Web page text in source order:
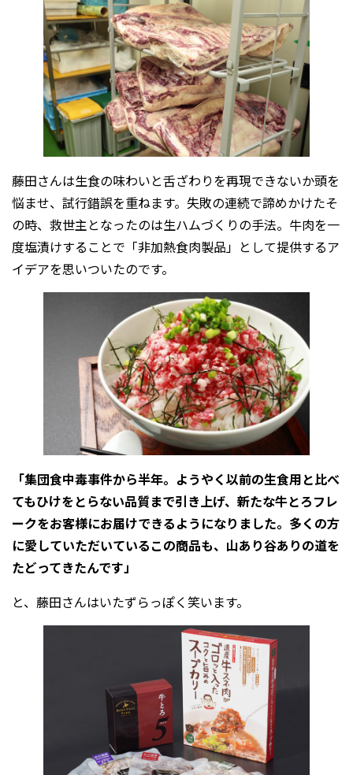
藤田さんは生食の味わいと舌ざわりを再現できないか頭を
悩ませ、試行錯誤を重ねます。失敗の連続で諦めかけたそ
の時、救世主となったのは生ハムづくりの手法。牛肉を一
度塩漬けすることで「非加熱食肉製品」として提供するア
イデアを思いついたのです。
「集団食中毒事件から半年。ようやく以前の生食用と比べ
てもひけをとらない品質まで引き上げ、新たな牛とろフレ
ークをお客様にお届けできるようになりました。多くの方
に愛していただいているこの商品も、山あり谷ありの道を
たどってきたんです」
と、藤田さんはいたずらっぽく笑います。